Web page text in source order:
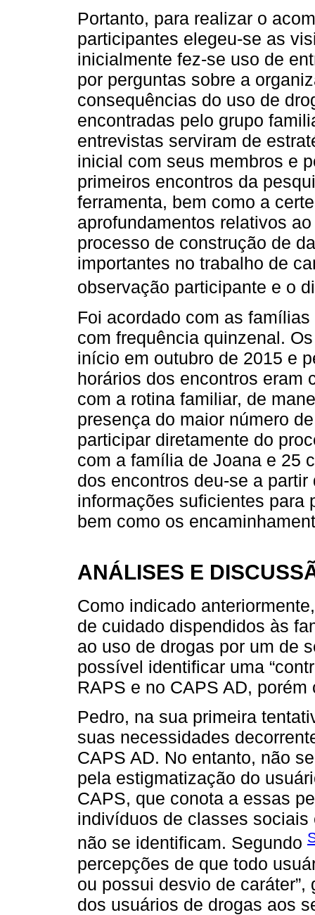
Portanto, para realizar o
participantes elegeu-se as
inicialmente fez-se uso de
por perguntas sobre a
consequências do uso de
encontradas pelo grupo
entrevistas serviram de
inicial com seus membros e
primeiros encontros da
ferramenta, bem como a
aprofundamentos relativos
processo de construção de
importantes no trabalho de
observação participante e o
Foi acordado com as
com frequência quinzenal.
início em outubro de 2015 e
horários dos encontros eram
com a rotina familiar, de
presença do maior número
participar diretamente do
com a família de Joana e 25
dos encontros deu-se a
informações suficientes para
bem como os
ANÁLISES E
Como indicado
de cuidado dispendidos às
ao uso de drogas por um de
possível identificar uma
RAPS e no CAPS AD,
Pedro, na sua primeira
suas necessidades
CAPS AD. No entanto, não
pela estigmatização do
CAPS, que conota a essas
indivíduos de classes
não se identificam. Segundo
percepções de que todo
ou possui desvio de
dos usuários de drogas aos